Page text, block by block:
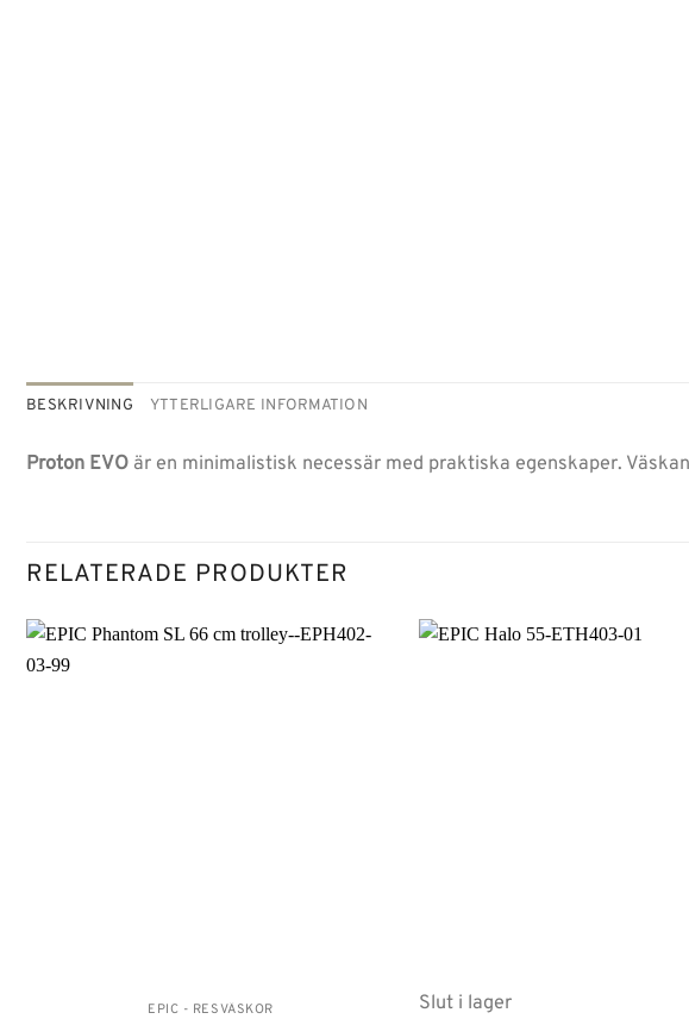
BESKRIVNING YTTERLIGARE INFORMATION
Proton EVO är en minimalistisk necessär med praktiska egenskaper.
RELATERADE PRODUKTER
EPIC - RESVÄSKOR Slut i lager